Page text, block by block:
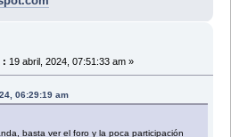
: 19 abril, 2024, 07:51:33 am »
06:29:19 am
basta ver el foro y la poca participación